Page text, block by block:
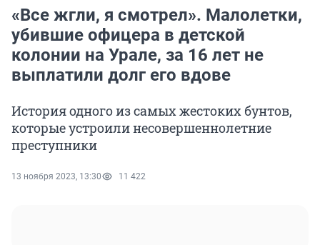
«Все жгли, я смотрел». Малолетки,
убившие офицера в детской
колонии на Урале, за 16 лет не
выплатили долг его вдове
История одного из самых жестоких бунтов,
которые устроили несовершеннолетние
преступники
13 ноября 2023, 13:30 11 422